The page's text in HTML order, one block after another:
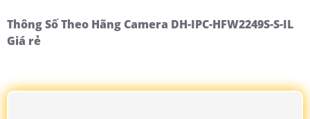
Thông Số Theo Hãng Camera DH-IPC-HFW2249S-S-IL
Giá rẻ